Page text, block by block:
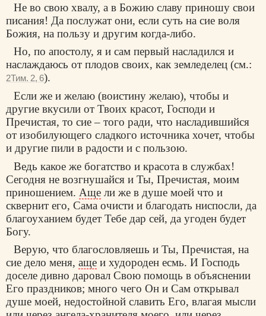
Не во свою хвалу, а в Божию славу приношу свои
писания! Да послужат они, если суть на сие воля
Божия, на пользу и другим когда-либо.
Но, по апостолу, я и сам первый насладился и
наслаждаюсь от плодов своих, как земледелец (см.:
2Тим. 2, 6).
Если же и желаю (воистину желаю), чтобы и
другие вкусили от Твоих красот, Господи и
Пречистая, то сие – того ради, что насладившийся
от изобилующего сладкого источника хочет, чтобы
и другие пили в радости и с пользою.
Ведь какое же богатство и красота в службах!
Сегодня не возгнушайся и Ты, Пречистая, моим
приношением. Аще ли же в душе моей что и
сквернит его, Сама очисти и благодать ниспосли, да
благоуханием будет Тебе дар сей, да угоден будет
Богу.
Верую, что благословляешь и Ты, Пречистая, на
сие дело меня, аще и худороден есмь. И Господь
доселе дивно даровал Свою помощь в объяснении
Его праздников; много чего Он и Сам открывал
душе моей, недостойной славить Его, влагая мысли